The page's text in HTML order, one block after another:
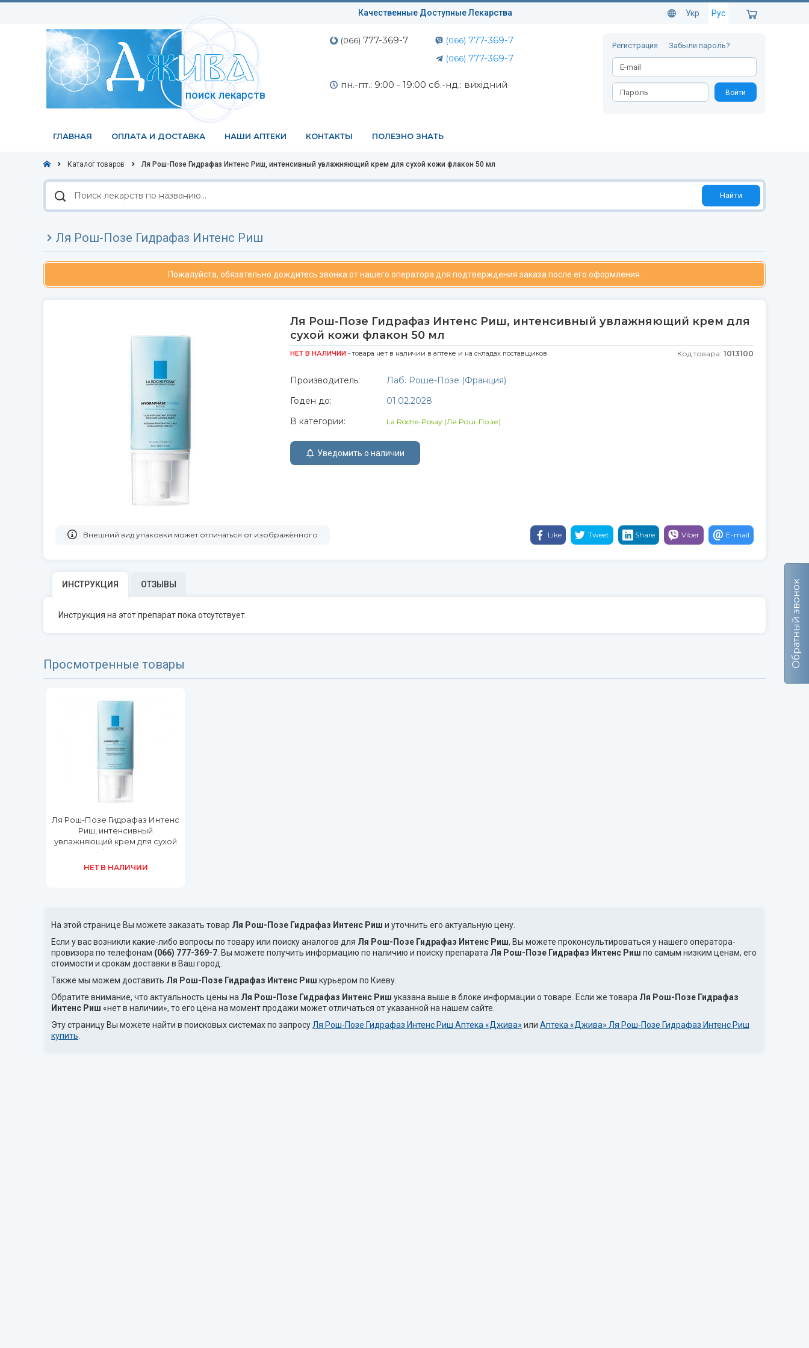
Качественные Доступные Лекарства Укр Рус
поиск лекарств
(066) 777-369-7 (066) 777-369-7
(066) 777-369-7
пн.-пт.: 9:00 - 19:00 сб.-нд.: вихідний
Регистрация Забыли пароль?
Войти
ГЛАВНАЯ ОПЛАТА И ДОСТАВКА НАШИ АПТЕКИ КОНТАКТЫ ПОЛЕЗНО ЗНАТЬ
Каталог товаров Ля Рош-Позе Гидрафаз Интенс Риш, интенсивный увлажняющий крем для сухой кожи флакон 50 мл
Поиск
лекарств
по
Найти
Ля Рош-Позе Гидрафаз Интенс Риш
Пожалуйста, обязательно дождитесь звонка от нашего оператора для подтверждения заказа после его оформления.
Ля Рош-Позе Гидрафаз Интенс Риш, интенсивный увлажняющий крем для
сухой кожи флакон 50 мл
НЕТ В НАЛИЧИИ - товара нет в наличии в аптеке и на складах поставщиков Код товара: 1013100
Производитель:
Лаб. Роше-Позе (Франция)
Годен до:
01.02.2028
В категории:
La Roche-Posay (Ля Рош-Позе)
Уведомить о наличии
Bнешний вид упаковки может отличаться от изображённого Like Tweet Share Viber E-mail
ИНСТРУКЦИЯ ОТЗЫВЫ
Инструкция на этот препарат пока отсутствует.
Просмотренные товары
Ля Рош-Позе Гидрафаз Интенс
Риш, интенсивный
увлажняющий крем для сухой
кожи флакон 50 мл
НЕТ В НАЛИЧИИ
На этой странице Вы можете заказать товар Ля Рош-Позе Гидрафаз Интенс Риш и уточнить его актуальную цену.
Если у вас возникли какие-либо вопросы по товару или поиску аналогов для Ля Рош-Позе Гидрафаз Интенс Риш, Вы можете проконсультироваться у нашего оператора-
провизора по телефонам (066) 777-369-7 . Вы можете получить информацию по наличию и поиску препарата Ля Рош-Позе Гидрафаз Интенс Риш по самым низким ценам, его
стоимости и срокам доставки в Ваш город.
Также мы можем доставить Ля Рош-Позе Гидрафаз Интенс Риш курьером по Киеву.
Обратите внимание, что актуальность цены на Ля Рош-Позе Гидрафаз Интенс Риш указана выше в блоке информации о товаре. Если же товара Ля Рош-Позе Гидрафаз
Интенс Риш «нет в наличии», то его цена на момент продажи может отличаться от указанной на нашем сайте.
Эту страницу Вы можете найти в поисковых системах по запросу Ля Рош-Позе Гидрафаз Интенс Риш Аптека «Джива» или Аптека «Джива» Ля Рош-Позе Гидрафаз Интенс Риш
купить
Обратный звонок